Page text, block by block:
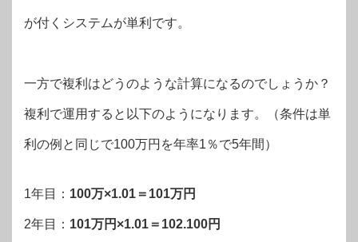
が付くシステムが単利です。
一方で複利はどうのような計算になるのでしょうか？
複利で運用すると以下のようになります。（条件は単
利の例と同じで100万円を年率1％で5年間）
1年目： 100万×1.01＝101万円
2年目： 101万円×1.01＝102.100円